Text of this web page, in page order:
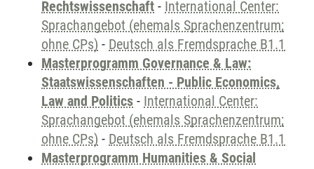
Rechtswissenschaft - International Center:
Sprachangebot (ehemals Sprachenzentrum;
ohne CPs) - Deutsch als Fremdsprache B1.1
Masterprogramm Governance & Law:
Staatswissenschaften - Public Economics,
Law and Politics - International Center:
Sprachangebot (ehemals Sprachenzentrum;
ohne CPs) - Deutsch als Fremdsprache B1.1
Masterprogramm Humanities & Social